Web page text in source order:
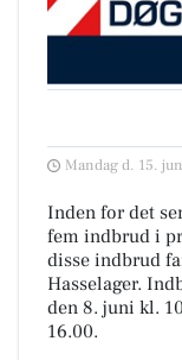
Mandag d. 15.
Inden for det
fem indbrud i
disse indbrud
Hasselager.
den 8. juni kl.
16.00.